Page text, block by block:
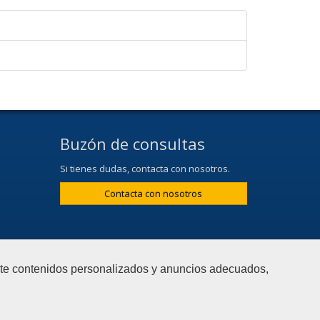
contenidos personalizados y anuncios adecuados,
Buzón de consultas
Si tienes dudas, contacta con nosotros.
Contacta con nosotros